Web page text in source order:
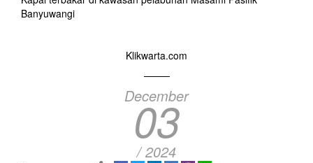
Banyuwangi
Klikwarta.com
December
03
/ 2024